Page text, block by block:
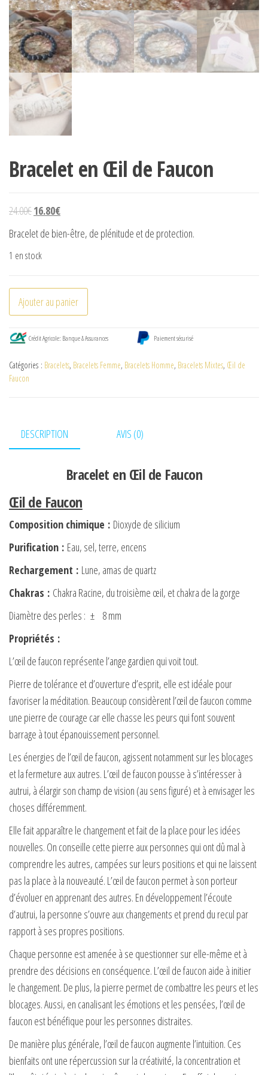
Bracelet en Œil de Faucon
24.00€16.80€
Bracelet de bien-être, de plénitude et de protection.
1 en stock
quantité
de
Bracelet
en
Œil
de
Ajouter au panier
Crédit Agricole: Banque & Assurances Paiement sécurisé
Catégories : Bracelets, Bracelets Femme, Bracelets Homme, Bracelets Mixtes, Œil de
Faucon
DESCRIPTION AVIS (0)
Bracelet en Œil de Faucon
Œilde Faucon
Composition chimique : Dioxyde de silicium
Purification : Eau, sel, terre, encens
Rechargement : Lune, amas de quartz
Chakras : Chakra Racine, du troisième œil, et chakra de la gorge
Diamètre des perles : ± 8 mm
Propriétés :
L’œil de faucon représente l’ange gardien qui voit tout.
Pierre de tolérance et d’ouverture d’esprit, elle est idéale pour
favoriser la méditation. Beaucoup considèrent l’œil de faucon comme
une pierre de courage car elle chasse les peurs qui font souvent
barrage à tout épanouissement personnel.
Les énergies de l’œil de faucon, agissent notamment sur les blocages
et la fermeture aux autres. L’œil de faucon pousse à s’intéresser à
autrui, à élargir son champ de vision (au sens figuré) et à envisager les
choses différemment.
Elle fait apparaître le changement et fait de la place pour les idées
nouvelles. On conseille cette pierre aux personnes qui ont dû mal à
comprendre les autres, campées sur leurs positions et qui ne laissent
pas la place à la nouveauté. L’œil de faucon permet à son porteur
d’évoluer en apprenant des autres. En développement l’écoute
d’autrui, la personne s’ouvre aux changements et prend du recul par
rapport à ses propres positions.
Chaque personne est amenée à se questionner sur elle-même et à
prendre des décisions en conséquence. L’œil de faucon aide à initier
le changement. De plus, la pierre permet de combattre les peurs et les
blocages. Aussi, en canalisant les émotions et les pensées, l’œil de
faucon est bénéfique pour les personnes distraites.
De manière plus générale, l’œil de faucon augmente l’intuition. Ces
bienfaits ont une répercussion sur la créativité, la concentration et